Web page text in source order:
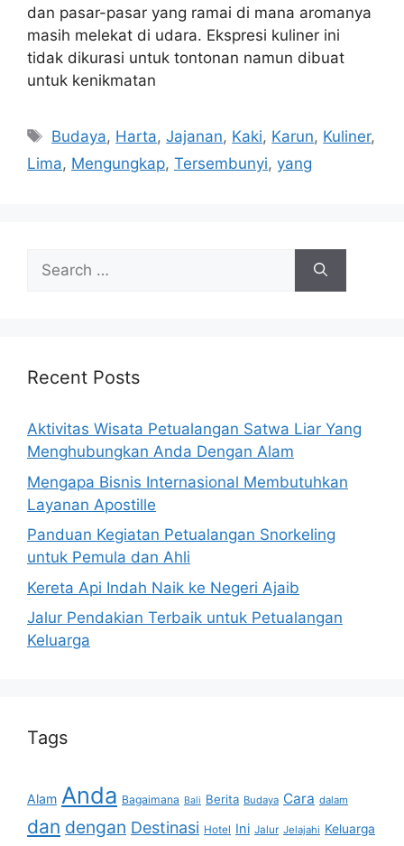
dan pasar-pasar yang ramai di mana aromanya
masih melekat di udara. Ekspresi kuliner ini
tidak dikurasi untuk tontonan namun dibuat
untuk kenikmatan
Tags
Budaya, Harta,Jajanan, Kaki, Karun, Kuliner,
Lima, Mengungkap, Tersembunyi, yang
Search
for:
Recent Posts
Aktivitas Wisata Petualangan Satwa Liar Yang
Menghubungkan Anda Dengan Alam
Mengapa Bisnis Internasional Membutuhkan
Layanan Apostille
Panduan Kegiatan Petualangan Snorkeling
untuk Pemula dan Ahli
Kereta Api Indah Naik ke Negeri Ajaib
Jalur Pendakian Terbaik untuk Petualangan
Keluarga
Tags
Alam Anda Bagaimana Bali Berita Budaya Cara dalam
dan dengan Destinasi Hotel Ini Jalur Jelajahi Keluarga